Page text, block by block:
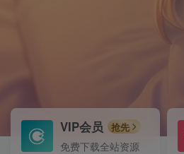
VIP会员 抢先
免费下载全站资源